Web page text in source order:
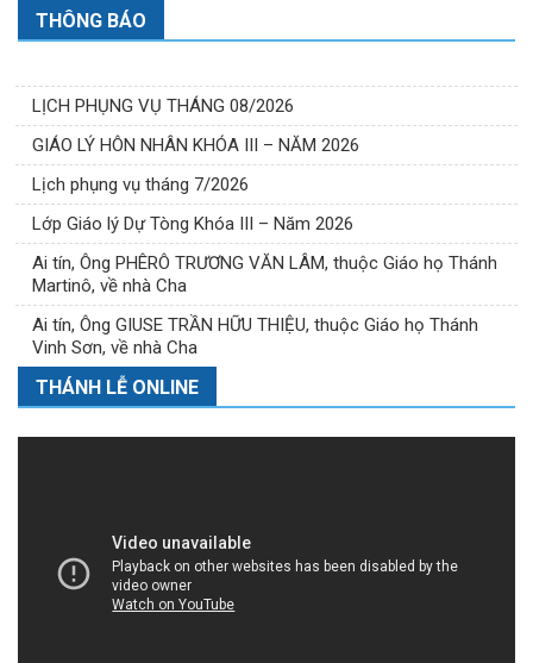
THÔNG BÁO
LỊCH PHỤNG VỤ THÁNG 08/2026
GIÁO LÝ HÔN NHÂN KHÓA III – NĂM 2026
Lịch phụng vụ tháng 7/2026
Lớp Giáo lý Dự Tòng Khóa III – Năm 2026
Ai tín, Ông PHÊRÔ TRƯƠNG VĂN LÂM, thuộc Giáo họ Thánh
Martinô, về nhà Cha
Ai tín, Ông GIUSE TRẦN HỮU THIỆU, thuộc Giáo họ Thánh
Vinh Sơn, về nhà Cha
THÁNH LỄ ONLINE